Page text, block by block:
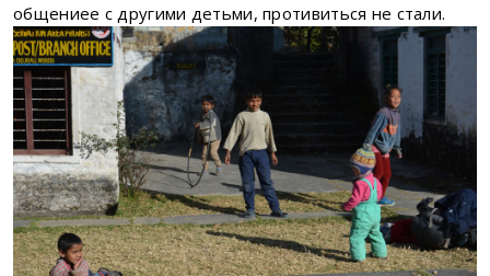
общениее с другими детьми, противиться не стали.